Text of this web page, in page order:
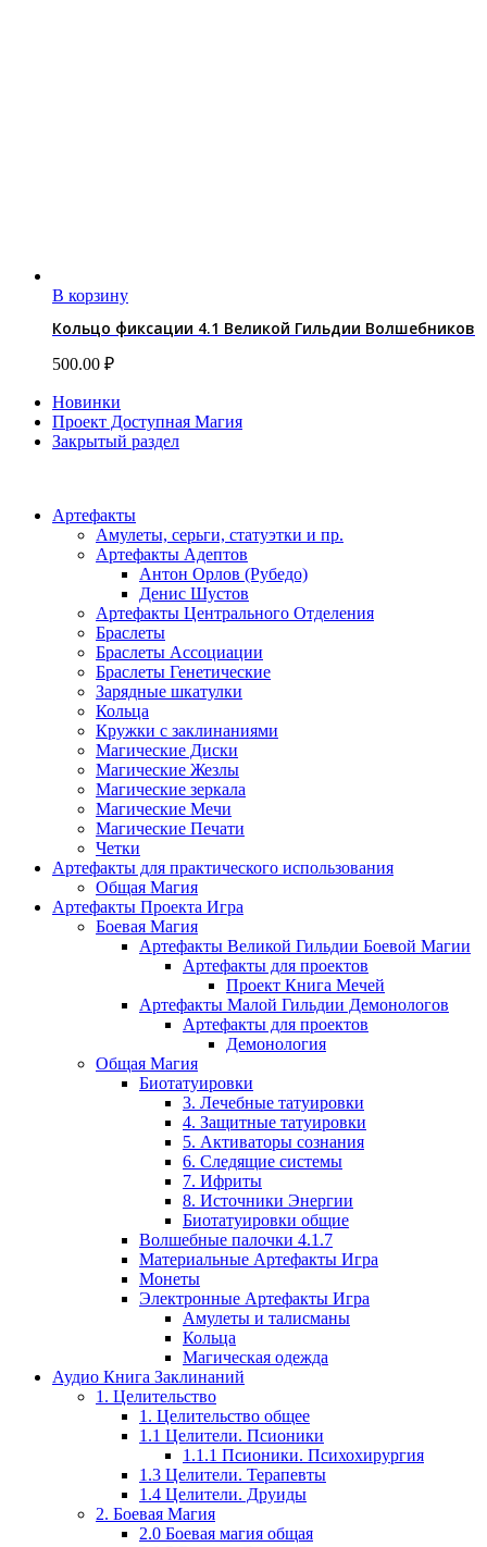
В корзину
Кольцо фиксации 4.1 Великой Гильдии Волшебников
500.00 ₽
Новинки
Проект Доступная Магия
Закрытый раздел
Артефакты
Амулеты, серьги, статуэтки и пр.
Артефакты Адептов
Антон Орлов (Рубедо)
Денис Шустов
Артефакты Центрального Отделения
Браслеты
Браслеты Ассоциации
Браслеты Генетические
Зарядные шкатулки
Кольца
Кружки с заклинаниями
Магические Диски
Магические Жезлы
Магические зеркала
Магические Мечи
Магические Печати
Четки
Артефакты для практического использования
Общая Магия
Артефакты Проекта Игра
Боевая Магия
Артефакты Великой Гильдии Боевой Магии
Артефакты для проектов
Проект Книга Мечей
Артефакты Малой Гильдии Демонологов
Артефакты для проектов
Демонология
Общая Магия
Биотатуировки
3. Лечебные татуировки
4. Защитные татуировки
5. Активаторы сознания
6. Следящие системы
7. Ифриты
8. Источники Энергии
Биотатуировки общие
Волшебные палочки 4.1.7
Материальные Артефакты Игра
Монеты
Электронные Артефакты Игра
Амулеты и талисманы
Кольца
Магическая одежда
Аудио Книга Заклинаний
1. Целительство
1. Целительство общее
1.1 Целители. Псионики
1.1.1 Псионики. Психохирургия
1.3 Целители. Терапевты
1.4 Целители. Друиды
2. Боевая Магия
2.0 Боевая магия общая